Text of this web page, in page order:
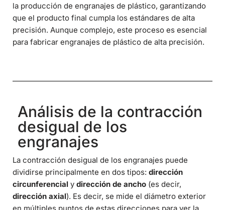
la producción de engranajes de plástico, garantizando
que el producto final cumpla los estándares de alta
precisión. Aunque complejo, este proceso es esencial
para fabricar engranajes de plástico de alta precisión.
Análisis de la contracción
desigual de los
engranajes
La contracción desigual de los engranajes puede
dividirse principalmente en dos tipos: dirección
circunferencial y dirección de ancho (es decir,
dirección axial). Es decir, se mide el diámetro exterior